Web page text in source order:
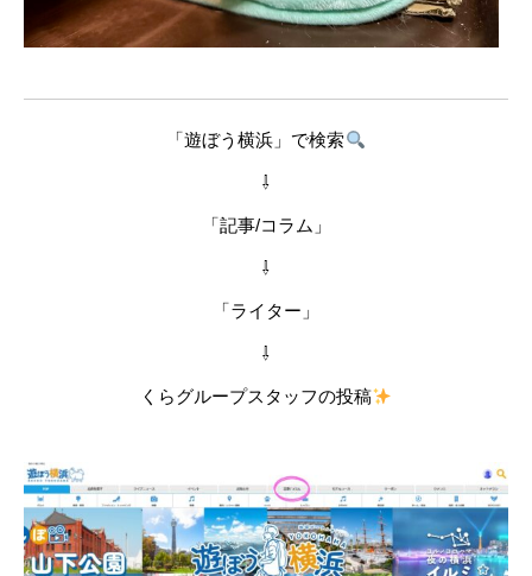
「遊ぼう横浜」で検索
⇩
「記事/コラム」
⇩
「ライター」
⇩
くらグループスタッフの投稿